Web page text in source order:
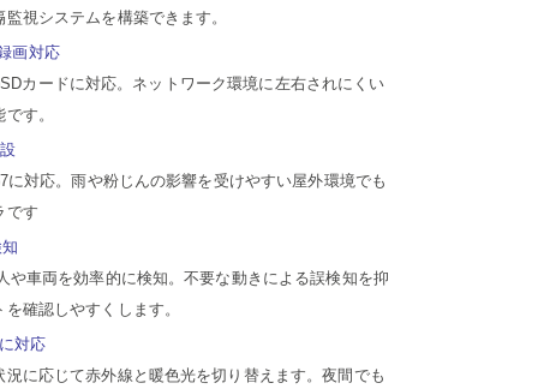
視システムを構築できます。
画対応
カードに対応。ネットワーク環境に左右されにくい
す。
に対応。雨や粉じんの影響を受けやすい屋外環境でも
です
や車両を効率的に検知。不要な動きによる誤検知を抑
確認しやすくします。
対応
況に応じて赤外線と暖色光を切り替えます。夜間でも